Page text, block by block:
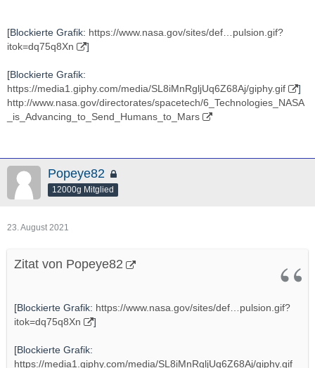
http://www.youtube.com/watch?v=dK2CbJNHnC0
肝付町の内之浦宇宙空間観測所から観測ロケット「Ｓ５２０－３
１号機」を打ち上げた。メタンと酸素が反応して起きる衝撃波を
推力に変える「デトネーションエンジン」と呼ばれる技術を、世
界で初めて宇宙空間で実証した。実験の様子を記録したカプセル
ross-geller.gif
]
http://en.wikipedia.org/wiki/Rotating_detonation_engine
http://www.youtube.com/watch?v=HRXVkJjjARo
and Aerospace Engineering team shows the world's first
continuously operating H2/O2 rotating detonation engine firing -
http://www.japantimes.co.jp/news/2021/07/27/national/science-
health/japan-rocket-engine-test/
[Blockierte Grafik: https://www.nasa.gov/sites/def…pulsion.gif?
itok=dq75q8Xn
]
[Blockierte Grafik:
https://media1.giphy.com/media/SL8iMnRgljUq6Z68Aj/giphy.gif
]
http://www.nasa.gov/directorates/spacetech/6_Technologies_NASA
_is_Advancing_to_Send_Humans_to_Mars
Popeye82
12000g Mitglied
23. August 2021
Zitat von Popeye82
[Blockierte Grafik: https://www.nasa.gov/sites/def…pulsion.gif?
itok=dq75q8Xn
]
[Blockierte Grafik:
https://media1.giphy.com/media/SL8iMnRgljUq6Z68Aj/giphy.gif